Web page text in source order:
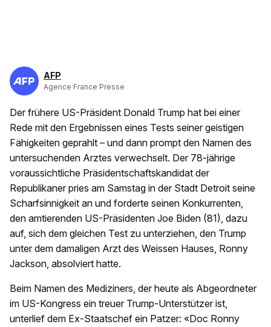
AFP
Agence France Presse
Der frühere US-Präsident Donald Trump hat bei einer
Rede mit den Ergebnissen eines Tests seiner geistigen
Fähigkeiten geprahlt – und dann prompt den Namen des
untersuchenden Arztes verwechselt. Der 78-jährige
voraussichtliche Präsidentschaftskandidat der
Republikaner pries am Samstag in der Stadt Detroit seine
Scharfsinnigkeit an und forderte seinen Konkurrenten,
den amtierenden US-Präsidenten Joe Biden (81), dazu
auf, sich dem gleichen Test zu unterziehen, den Trump
unter dem damaligen Arzt des Weissen Hauses, Ronny
Jackson, absolviert hatte.
Beim Namen des Mediziners, der heute als Abgeordneter
im US-Kongress ein treuer Trump-Unterstützer ist,
unterlief dem Ex-Staatschef ein Patzer: «Doc Ronny